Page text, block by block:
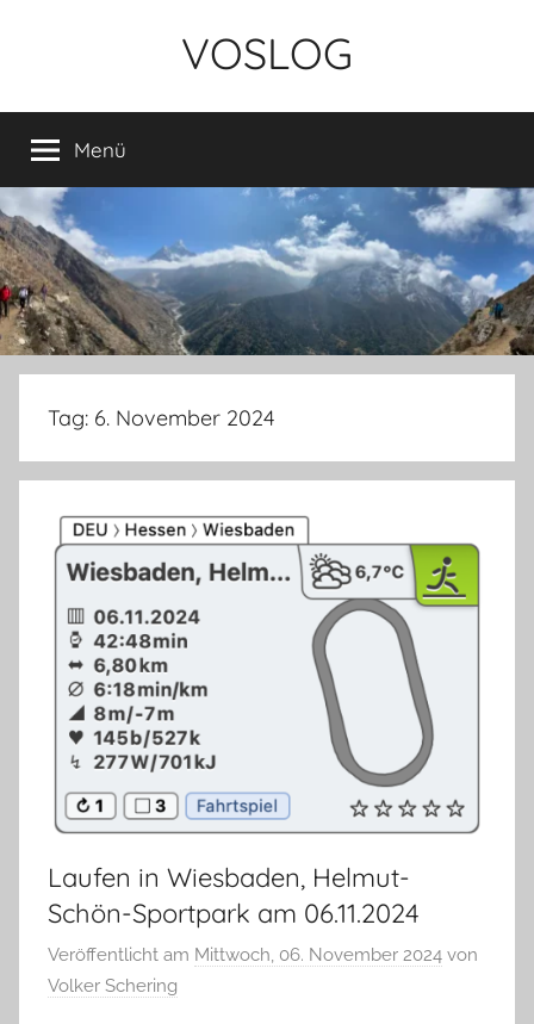
VOSLOG
Menü
Tag: 6. November 2024
Laufen in Wiesbaden, Helmut-
Schön-Sportpark am 06.11.2024
Veröffentlicht am Mittwoch, 06. November 2024 von
Volker Schering